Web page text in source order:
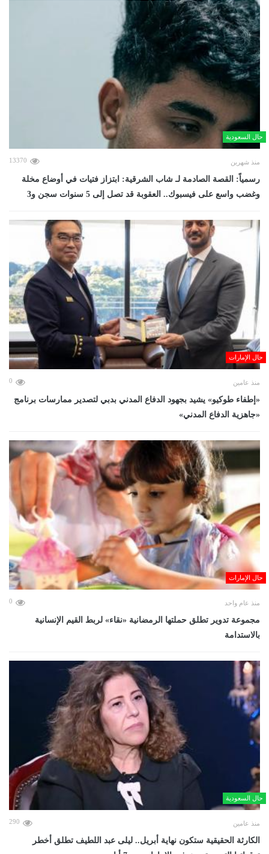
حال السعودية
منذ شهرين 13370
رسمياً: القصة الصادمة لـ شاب الشرقية: ابتزاز فتيات في أوضاع مخلة
وغضب واسع على فيسبوك.. العقوبة قد تصل إلى 5 سنوات سجن و3
حال الإمارات
منذ عامين 0
«إطفاء طوكيو» يشيد بجهود الدفاع المدني بدبي لتصدير ممارسات برنامج
«جاهزية الدفاع المدني»
حال الإمارات
منذ عام واحد 0
مجموعة تدوير تطلق حملتها الرمضانية «نقاء» لربط القيم الإنسانية
بالاستدامة
حال السعودية
منذ عامين 290
الكارثة الحقيقية ستكون نهاية أبريل.. ليلى عبد اللطيف تطلق أخطر